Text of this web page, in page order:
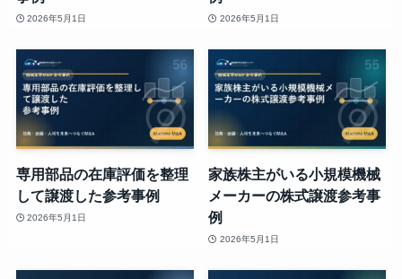
2026年5月1日 2026年5月1日
専用部品の在庫評価を整理
して譲渡した参考事例
2026年5月1日
家族株主がいる小規模機械
メーカーの株式譲渡参考事
例
2026年5月1日